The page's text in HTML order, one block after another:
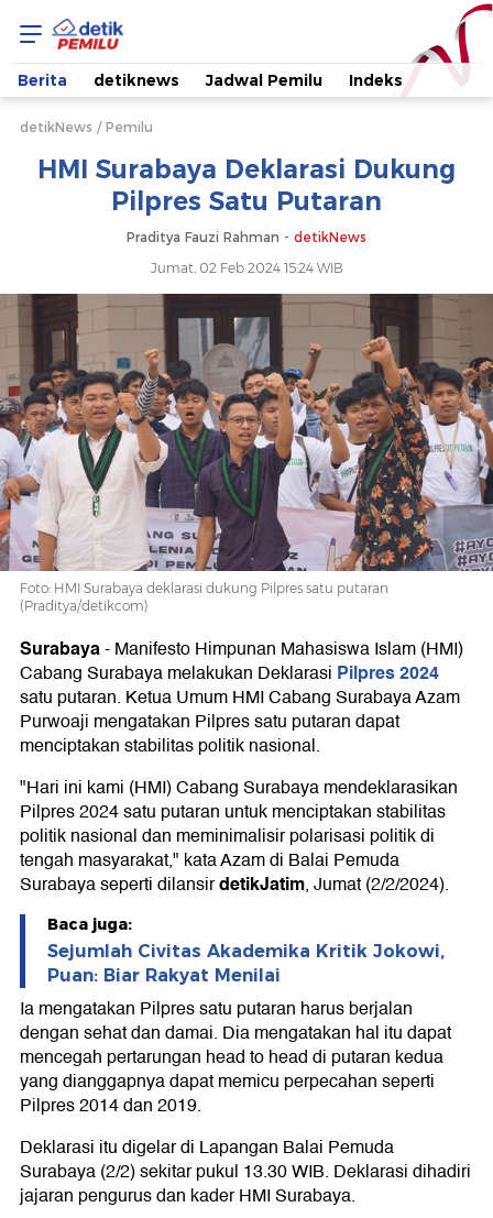
HMI
Surabaya
Deklarasi
Dukung
Pilpres
Satu
Putaran
Berita detiknews Jadwal Pemilu Indeks
detikNews Pemilu
HMI Surabaya Deklarasi Dukung
Pilpres Satu Putaran
Praditya Fauzi Rahman - detikNews
Jumat, 02 Feb 2024 15:24 WIB
Foto: HMI Surabaya deklarasi dukung Pilpres satu putaran
(Praditya/detikcom)
Surabaya-Manifesto Himpunan Mahasiswa Islam (HMI)
Cabang Surabaya melakukan Deklarasi Pilpres 2024
satu putaran. Ketua Umum HMI Cabang Surabaya Azam
Purwoaji mengatakan Pilpres satu putaran dapat
menciptakan stabilitas politik nasional.
"Hari ini kami (HMI) Cabang Surabaya mendeklarasikan
Pilpres 2024 satu putaran untuk menciptakan stabilitas
politik nasional dan meminimalisir polarisasi politik di
tengah masyarakat," kata Azam di Balai Pemuda
Surabaya seperti dilansirdetikJatim, Jumat (2/2/2024).
Baca juga:
Sejumlah Civitas Akademika Kritik Jokowi,
Puan: Biar Rakyat Menilai
Ia mengatakan Pilpres satu putaran harus berjalan
dengan sehat dan damai. Dia mengatakan hal itu dapat
mencegah pertarungan head to head di putaran kedua
yang dianggapnya dapat memicu perpecahan seperti
Pilpres 2014 dan 2019.
Deklarasi itu digelar di Lapangan Balai Pemuda
Surabaya (2/2) sekitar pukul 13.30 WIB. Deklarasi dihadiri
jajaran pengurus dan kader HMI Surabaya.